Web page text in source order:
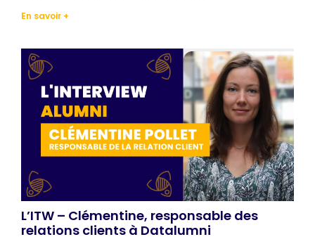
En savoir +
L’ITW – Clémentine, responsable des
relations clients à Datalumni